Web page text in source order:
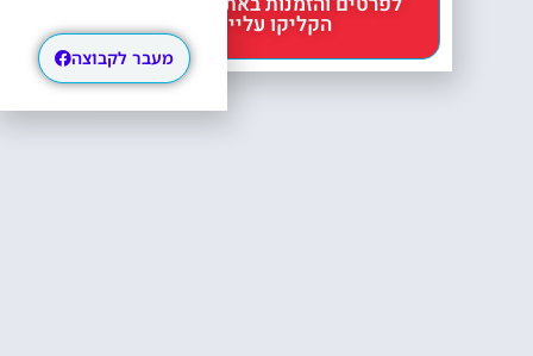
הקליקו עליי 😊
מעבר לקבוצה